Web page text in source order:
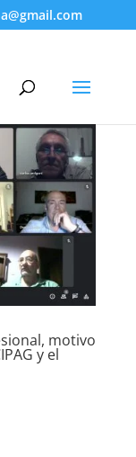
motivo
y el